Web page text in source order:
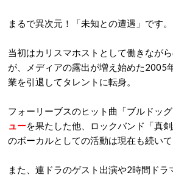
まるで異次元！「未知との遭遇」です。
当初はカリスマホストとして働きなが
が、メディアの露出が増え始めた2005
業を引退してタレントに転身。
フォーリーブスのヒット曲「ブルドッ
ューを果たした他、ロックバンド「真
のボーカルとしての活動は現在も続いて
また、連ドラのゲスト出演や2時間ドラ